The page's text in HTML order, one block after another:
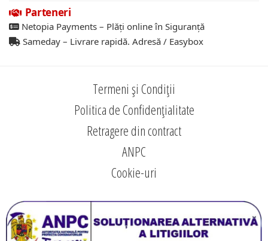
Parteneri
Netopia Payments – Plăți online în Siguranță
Sameday – Livrare rapidă. Adresă / Easybox
Termeni și Condiții
Politica de Confidențialitate
Retragere din contract
ANPC
Cookie-uri